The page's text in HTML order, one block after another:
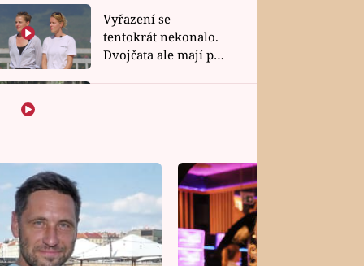
rychlé recepty
Vyřazení se
tentokrát nekonalo.
Dvojčata ale mají po